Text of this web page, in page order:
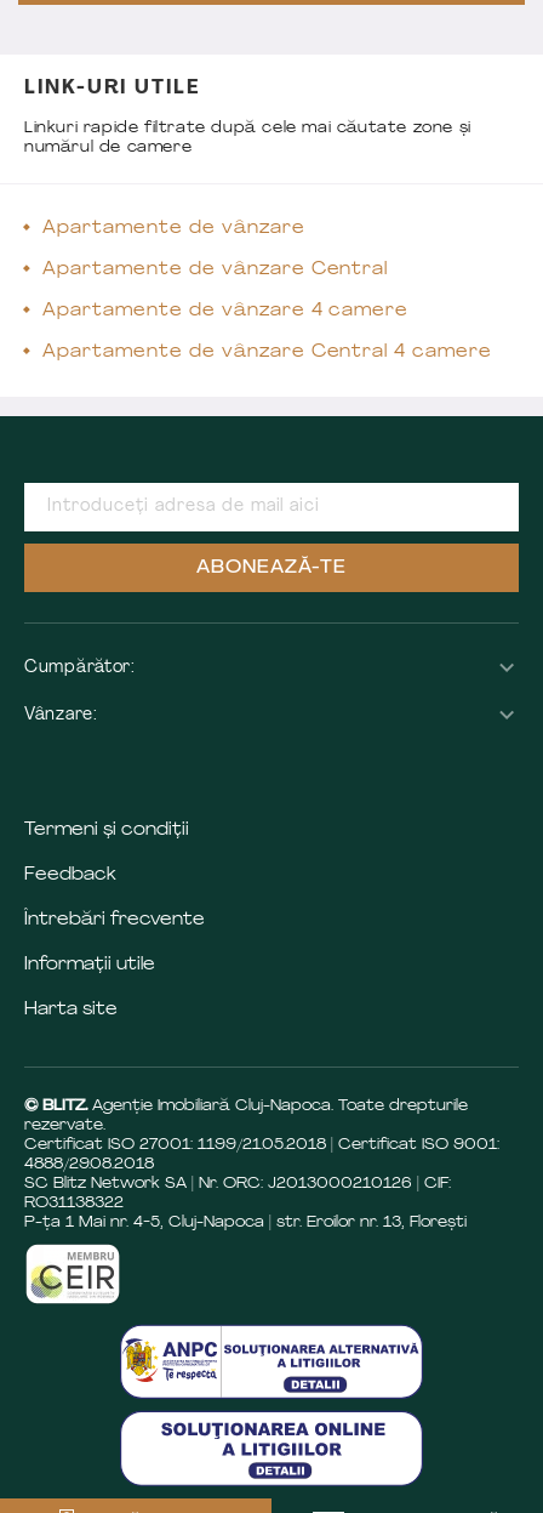
LINK-URI UTILE
Linkuri rapide filtrate după cele mai căutate zone și
numărul de camere
Apartamente de vânzare
Apartamente de vânzare Central
Apartamente de vânzare 4 camere
Apartamente de vânzare Central 4 camere
ABONEAZĂ-TE
Cumpărător:
Vânzare:
Termeni și condiții
Feedback
Întrebări frecvente
Informații utile
Harta site
© BLITZ. Agenție Imobiliară Cluj-Napoca. Toate drepturile
rezervate.
Certificat ISO 27001: 1199/21.05.2018 | Certificat ISO 9001:
4888/29.08.2018
SC Blitz Network SA | Nr. ORC: J2013000210126 | CIF:
RO31138322
P-ța 1 Mai nr. 4-5, Cluj-Napoca | str. Eroilor nr. 13, Florești